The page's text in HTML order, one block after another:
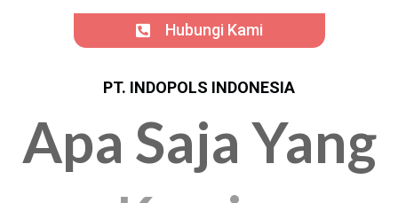
Hubungi Kami
PT. INDOPOLS INDONESIA
Apa Saja Yang